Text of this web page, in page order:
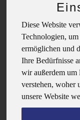
Diese Website
Technologien,
ermöglichen und
Ihre Bedürfnisse
wir außerdem um
verstehen, woher
unsere Website